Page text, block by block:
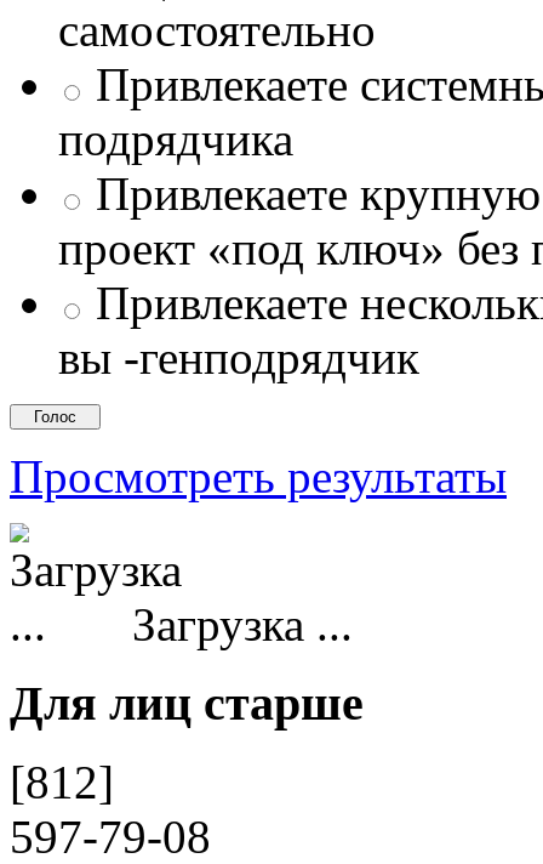
самостоятельно
Привлекаете
подрядчика
Привлекаете
проект «под ключ» без
Привлекаете
вы -генподрядчик
Просмотреть результаты
Загрузка ...
Для лиц старше
[812]
597-79-08